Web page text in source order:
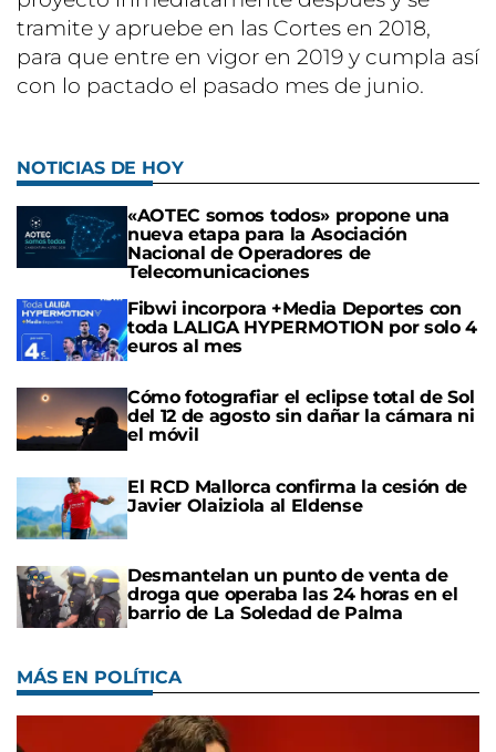
tramite y apruebe en las Cortes en 2018,
para que entre en vigor en 2019 y cumpla así
con lo pactado el pasado mes de junio.
NOTICIAS DE HOY
«AOTEC somos todos» propone una
nueva etapa para la Asociación
Nacional de Operadores de
Telecomunicaciones
Fibwi incorpora +Media Deportes con
toda LALIGA HYPERMOTION por solo 4
euros al mes
Cómo fotografiar el eclipse total de Sol
del 12 de agosto sin dañar la cámara ni
el móvil
El RCD Mallorca confirma la cesión de
Javier Olaiziola al Eldense
Desmantelan un punto de venta de
droga que operaba las 24 horas en el
barrio de La Soledad de Palma
MÁS EN POLÍTICA